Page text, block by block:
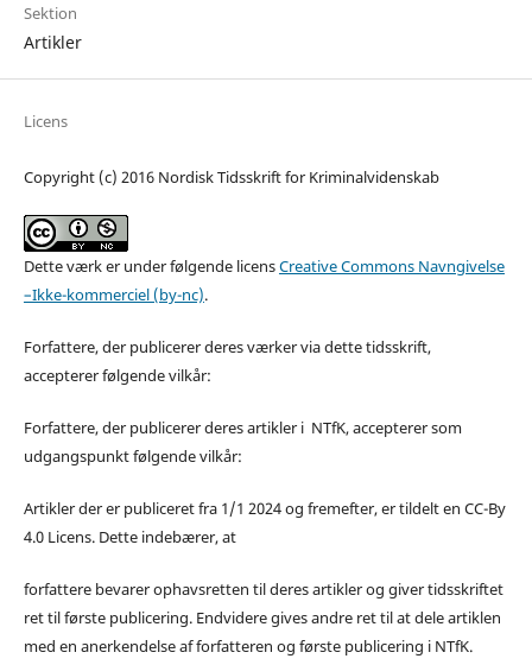
Sektion
Artikler
Licens
Copyright (c) 2016 Nordisk Tidsskrift for Kriminalvidenskab
Dette værk er under følgende licensCreative Commons Navngivelse
–Ikke-kommerciel (by-nc).
Forfattere, der publicerer deres værker via dette tidsskrift,
accepterer følgende vilkår:
Forfattere, der publicerer deres artikler i NTfK, accepterer som
udgangspunkt følgende vilkår:
Artikler der er publiceret fra 1/1 2024 og fremefter, er tildelt en CC-By
4.0 Licens. Dette indebærer, at
forfattere bevarer ophavsretten til deres artikler og giver tidsskriftet
ret til første publicering. Endvidere gives andre ret til at dele artiklen
med en anerkendelse af forfatteren og første publicering i NTfK.